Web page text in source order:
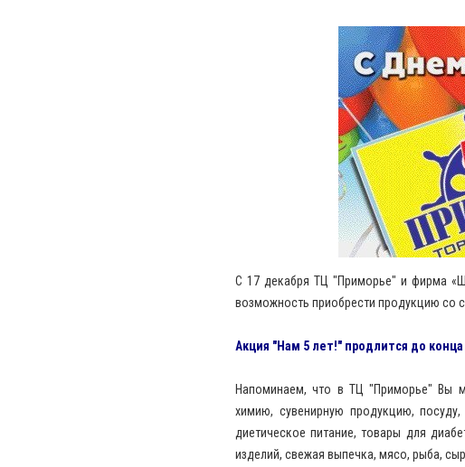
С 17 декабря ТЦ "Приморье" и фирма
возможность приобрести продукцию со
Акция "Нам 5 лет!" продлится до конца
Напоминаем, что в ТЦ "Приморье" Вы
химию, сувенирную продукцию,
диетическое питание, товары для
изделий, свежая выпечка, мясо, рыба,